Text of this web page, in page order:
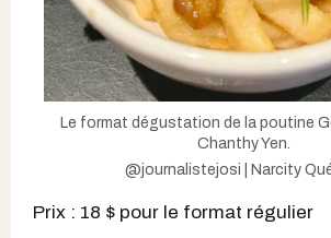
Le format dégustation de la poutine
Chanthy Yen.
@journalistejosi | Narcity
Prix : 18 $ pour le format régulier